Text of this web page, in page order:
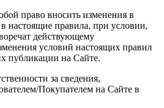
право вносить изменения в
настоящие правила, при условии,
действующему
условий настоящих правил
публикации на Сайте.
за сведения,
Покупателем на Сайте в